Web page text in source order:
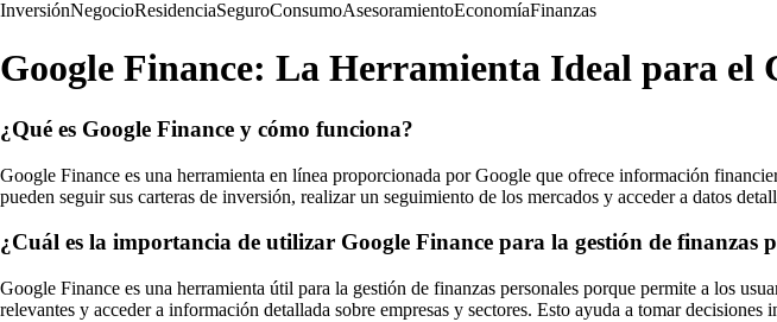
InversiónNegocioResidenciaSeguroConsumoAsesoramientoEconomíaFinanzas
Google Finance: La Herramienta Ideal para el
¿Qué es Google Finance y cómo funciona?
Google Finance es una herramienta en línea proporcionada por Google que ofrece información
pueden seguir sus carteras de inversión, realizar un seguimiento de los mercados y acceder a datos
¿Cuál es la importancia de utilizar Google Finance para la gestión de finanzas
Google Finance es una herramienta útil para la gestión de finanzas personales porque permite a los
relevantes y acceder a información detallada sobre empresas y sectores. Esto ayuda a tomar